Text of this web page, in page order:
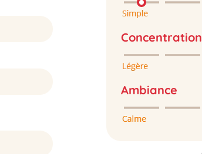
Concentration
Ambiance